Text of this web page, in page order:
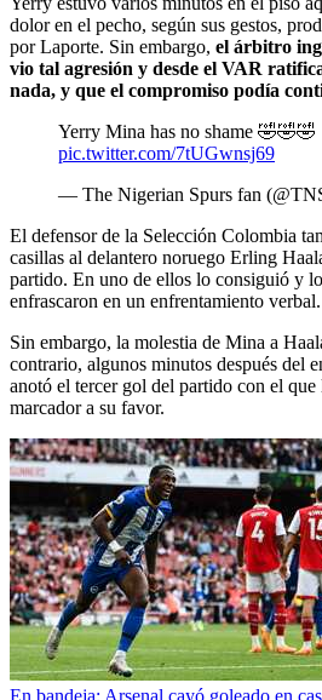
dolor en el pecho, según sus gestos,
por Laporte. Sin embargo, el árbitro
vio tal agresión y desde el VAR
nada, y que el compromiso podía
Yerry Mina has no shame 🤣🤣🤣
pic.twitter.com/7tUGwnsj69
— The Nigerian Spurs fan
El defensor de la Selección Colombia
casillas al delantero noruego Erling
partido. En uno de ellos lo consiguió y
enfrascaron en un enfrentamiento verbal.
Sin embargo, la molestia de Mina a
contrario, algunos minutos después del
anotó el tercer gol del partido con el que
marcador a su favor.
En bandeja: Arsenal cayó goleado en